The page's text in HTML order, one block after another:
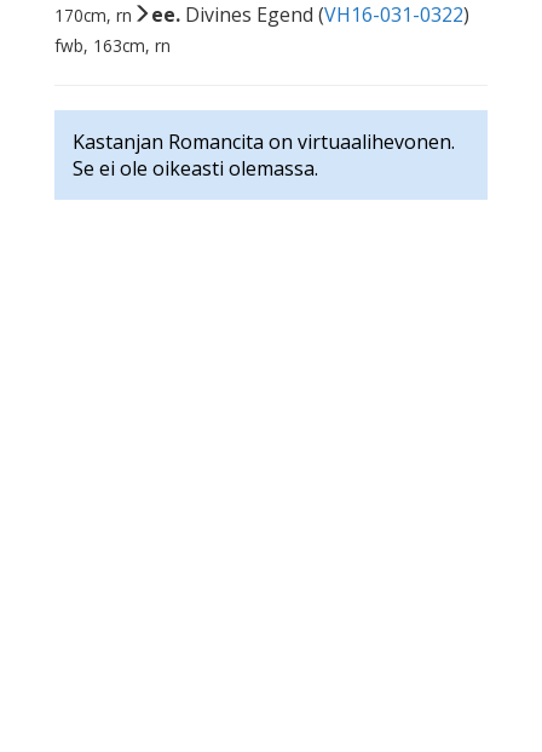
170cm, rn
ee. Divines Egend (VH16-031-0322)
fwb, 163cm, rn
Kastanjan Romancita on virtuaalihevonen.
Se ei ole oikeasti olemassa.